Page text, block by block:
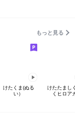
もっと見る
けたくま(ぬる
い）
けたたまし
くヒロア